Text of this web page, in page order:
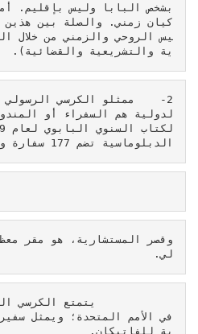
كيان زمني. والصلة بين هذين
يس الروحي والزمني من خلال
ية والتشريعية والقضائية).
2-    ممثلو الكرسي
لدولية هم السفراء أو
الدبلوماسية تضم 177 سفارة و8 مندوبين رسوليين.
وقصر المستشارية، هو مقر
لي.
في الأمم المتحدة؛ ويمثل
ية للفاتيكان.